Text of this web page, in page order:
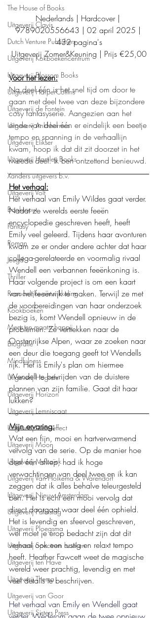
The House of Books
Uitgeverij Clavis
Dutch Venture Publishers
Uitgeverij Kokboekencentrum
Uitgeverij Blossom Books
Uitgeverij HarperCollins
Uitgeverij de Fontein
Uitgeverij Ankhhermes
Uitgeverij Elikser
Uitgeverij Hamley Books
Xanders uitgevers b.v.
Uitgeverij Volt
Bookscout
Fantasy
Roman
Jeugd
Thriller
Persoonlijke ontwikkeling
Kookboeken
Mens en maatschappij
Biografie
Mindfulness
Uitgeverij Hogrefe
Uitgeverij Horizon
Uitgeverij Lemniscaat
Uitgeverij Luistereffect
Uitgeverij Moon
Uitgeverij Mozaïek
Uitgeverij Van Holkema & Warendorf
Uitgeverij Nieuw Amsterdam
Uitgeverij Palmslag
Uitgeverij Ploegsma
Uitgeverij Spectrum boeken
Uitgeverij ten Have
Uitgeverij Thema
Uitgeverij van Goor
Uitgeverij Sisters Press
Nederlands | Hardcover |
9789020556643 | 02 april 2025 |
432 pagina's
Uitgeverij Zomer&Keuning | Prijs €25,00
Voor het lezen:
Na deel één is het snel tijd om door te
gaan met deel twee van deze bijzondere
cosy fantasyserie. Aangezien aan het
einde van deel één er eindelijk een beetje
tempo en spanning in de verhaallijn
kwam, hoop ik dat dit zit doorzet in het
tweede deel. Ik ben ontzettend benieuwd.
Het verhaal:
Het verhaal van Emily Wildes gaat verder.
Nadat ze werelds eerste feeën
encyclopedie geschreven heeft, heeft
Emily veel geleerd. Tijdens haar avonturen
kwam ze er onder andere achter dat haar
collega-gerelateerde en voormalig rivaal
Wendell een verbannen feeënkoning is.
Haar volgende project is om een kaart
van het feeënrijk te maken. Terwijl ze met
de voorbereidingen van haar onderzoek
bezig is, komt Wendell opnieuw in de
problemen. Ze vertrekken naar de
Oostenrijkse Alpen, waar ze zoeken naar
een deur die toegang geeft tot Wendells
rijk. Het is Emily's plan om hiermee
Wendell te bevrijden van de duistere
plannen van zijn familie. Gaat dit haar
lukken?
Mijn ervaring:
Wat een fijn, mooi en hartverwarmend
vervolg van de serie. Op de manier hoe
deel één afliep, had ik hoge
verwachtingen van deel twee en ik kan
zeggen dat ik alles behalve teleurgesteld
ben. Het is echt een mooi vervolg dat
direct doorgaat waar deel één ophield.
Het is levendig en sfeervol geschreven,
wel moet je erop bedacht zijn dat dit
verhaal ook een rustig en relaxt tempo
heeft. Heather Fawcett weet de magische
wereld weer prachtig, levendig en met
veel details te beschrijven.
Het verhaal van Emily en Wendell gaat